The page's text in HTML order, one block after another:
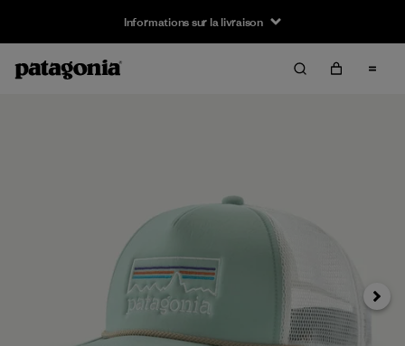
Informations sur la livraison